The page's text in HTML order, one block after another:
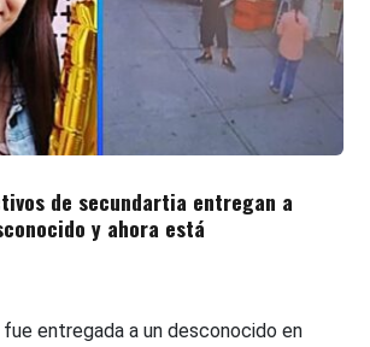
de secundartia entregan a
y ahora está
fue entregada a un desconocido en